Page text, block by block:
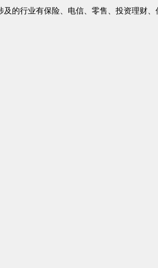
及的行业有保险、电信、零售、投资理财